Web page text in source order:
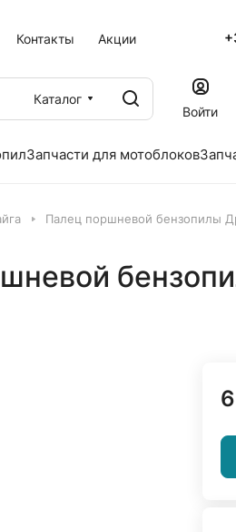
Контакты Акции
Каталог
Войти
Запчасти для мотоблоков
Палец поршневой бензопилы